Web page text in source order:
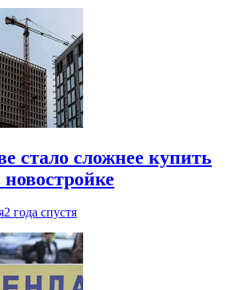
стало сложнее купить
2 года спустя